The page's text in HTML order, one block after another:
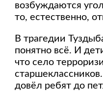
возбуждаются
то, естественно,
В трагедии
понятно всё. И
что село
довёл ребят до